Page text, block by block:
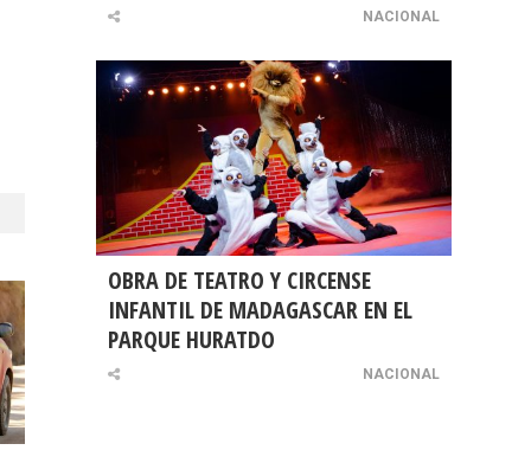
NACIONAL
OBRA DE TEATRO Y CIRCENSE
INFANTIL DE MADAGASCAR EN EL
PARQUE HURATDO
NACIONAL